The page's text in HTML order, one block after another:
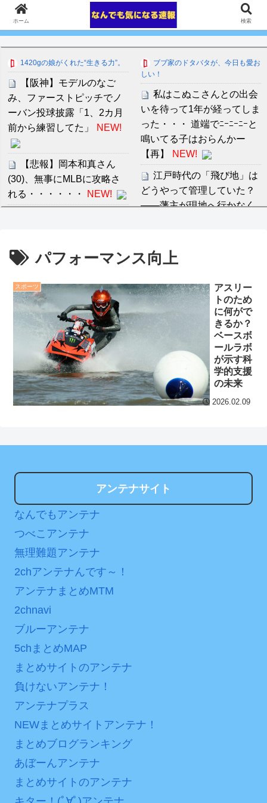
1420gの娘がくれた“生きる力”。
【阪神】モデルのなご
み、ファーストピッチでノ
ーバン投球披露「1、2カ月
前から練習してた」
NEW!
【悲報】岡本和真さん
(30)、無事にMLBに攻略さ
れる・・・・・・
NEW!
【HUNTER×HUNTER】
トンパが初めてハンター試
験受けた時ってゴンより若
かったんだね
NEW!
後藤真希(40)さん、現役
アイドルに公開処刑される
クレバテスⅡ-魔獣の王と
偽りの勇者伝承- 第4話 感
想：敵を探すよりトアの書
日本が北朝鮮に辛勝し二
次予選3連勝も、海外ファン
は采配に辛辣「おそろしい
内容の後半」「今日の森保
はチキン」
七ツ森りり ご令嬢と召使
れた夫婦としての時間をひ
たすら愛し合う。
ブブ家のドタバタが、今日も愛お
しい！
私はこぬこさんとの出会
いを待って1年が経ってしま
った・・・ 道端でﾆｰﾆｰﾆｰと
鳴いてる子はおらんかー
【再】
NEW!
江戸時代の「飛び地」は
どうやって管理していた？
――藩主が現地へ行かなく
【速報】WEST.重岡大毅
したんやが
セ・リーグ出塁回数ラン
キング 直近3週間｜2026年
【地獄のような聴聞会】
Ｗ杯１次Ｌ敗退の韓国 議員
が「なぜ負けたのか？」ソ
ン・フンミン先発落ちは
ディズニーが「大課金時
代」に突入！アトラクショ
ンパスがどれもこれも1500
び出した… 他
パフォーマンス向上
スポーツ
アスリー
トのため
に何がで
きるか？
ベースボ
ールラボ
が示す科
学的支援
の未来
2026.02.09
アンテナサイト
なんでもアンテナ
つべこアンテナ
無理難題アンテナ
2chアンテナんです～！
アンテナまとめMTM
2chnavi
ブルーアンテナ
5chまとめMAP
まとめサイトのアンテナ
負けないアンテナ！
アンテナプラス
NEWまとめサイトアンテナ！
まとめブログランキング
あぼーんアンテナ
まとめサイトのアンテナ
ホーム 検索